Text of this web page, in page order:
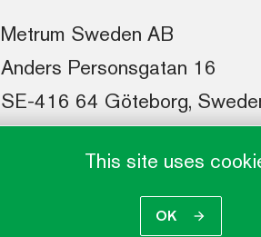
Metrum Sweden AB
Anders Personsgatan 16
SE-416 64 Göteborg,
This site uses
OK